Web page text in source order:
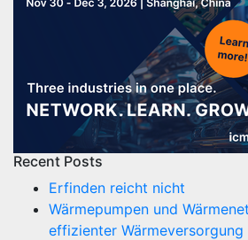
Recent Posts
Erfinden reicht nicht
Wärmepumpen und
effizienter Wärmeversorgung